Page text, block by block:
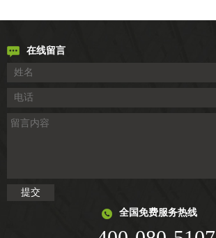
在线留言
全国免费服务热线